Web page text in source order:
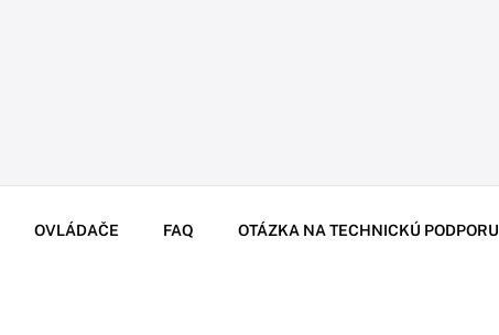
OVLÁDAČE FAQ OTÁZKA NA TECHNICKÚ PODPORU